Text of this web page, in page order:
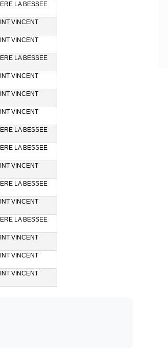
LA BESSEE
VINCENT
VINCENT
LA BESSEE
VINCENT
VINCENT
VINCENT
LA BESSEE
LA BESSEE
VINCENT
LA BESSEE
VINCENT
LA BESSEE
VINCENT
VINCENT
VINCENT